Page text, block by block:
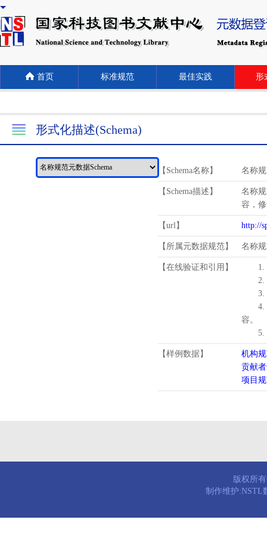
首页 标准规范 最佳实践 形
形式化描述(Schema)
【Schema名称】 名称规
【Schema描述】
名称
容，
【url】 http://
【所属元数据规范】 名称
【在线验证和引用】
1.
2.
3.
4.
容。
5.
【样例数据】
机构
贡献
项目
版权所
制作维护:NSTL